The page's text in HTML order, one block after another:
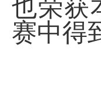
也荣获
赛中得